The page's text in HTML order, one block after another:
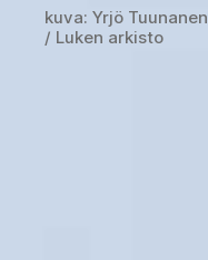
kuva: Yrjö Tuunanen
/ Luken arkisto